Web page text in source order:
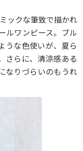
ックな筆致で描かれ
ルワンピース。ブル
うな色使いが、夏ら
さらに、清涼感ある
なりづらいのもうれ